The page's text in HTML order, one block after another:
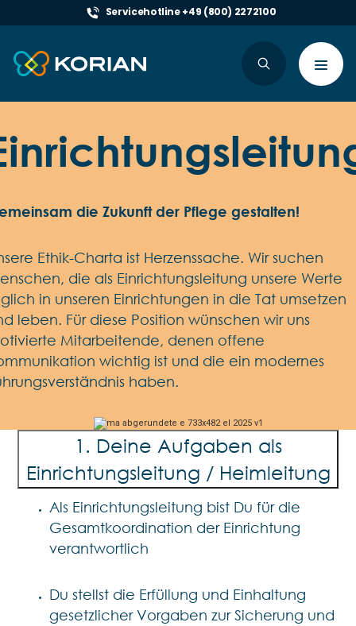
Servicehotline +49 (800) 2272100
Toggle
die Zukunft der Pflege gestalten!
Ethik-Charta ist Herzenssache. Wir suchen
die als Einrichtungsleitung unsere Werte
in unseren Einrichtungen in die Tat umsetzen
leben. Für diese Position wünschen wir uns
Mitarbeitende, denen offene
wichtig ist und die ein modernes
haben.
1. Deine Aufgaben als
Einrichtungsleitung / Heimleitung
Als Einrichtungsleitung bist Du für die
Gesamtkoordination der Einrichtung
verantwortlich
Du stellst die Erfüllung und Einhaltung
gesetzlicher Vorgaben zur Sicherung und